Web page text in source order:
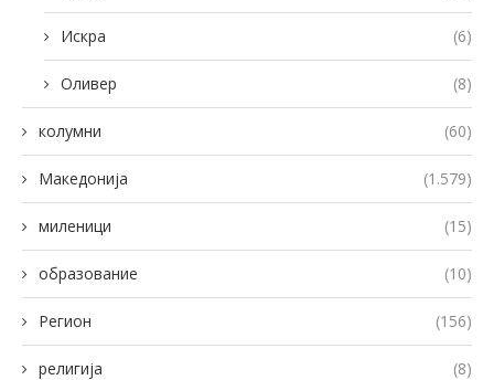
Искра (6)
Оливер (8)
колумни (60)
Македонија (1.579)
миленици (15)
образование (10)
Регион (156)
религија (8)